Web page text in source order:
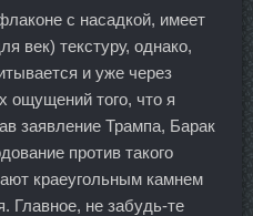
с насадкой, имеет
век) текстуру, однако,
и уже через
ощущений того, что я
заявление Трампа, Барак
против такого
краеугольным камнем
Главное, не забудь-те